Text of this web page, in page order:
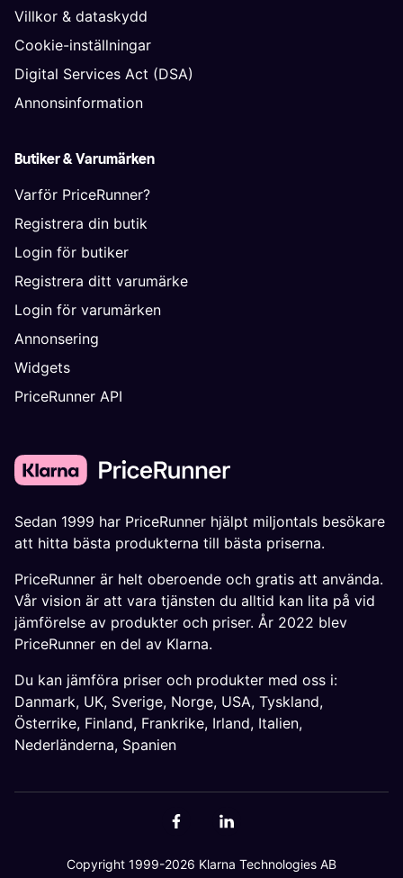
Villkor & dataskydd
Cookie-inställningar
Digital Services Act (DSA)
Annonsinformation
Butiker & Varumärken
Varför PriceRunner?
Registrera din butik
Login för butiker
Registrera ditt varumärke
Login för varumärken
Annonsering
Widgets
PriceRunner API
Sedan 1999 har PriceRunner hjälpt miljontals besökare
att hitta bästa produkterna till bästa priserna.
PriceRunner är helt oberoende och gratis att använda.
Vår vision är att vara tjänsten du alltid kan lita på vid
jämförelse av produkter och priser. År 2022 blev
PriceRunner en del av Klarna.
Du kan jämföra priser och produkter med oss i:
Danmark, UK, Sverige, Norge, USA, Tyskland,
Österrike, Finland, Frankrike, Irland, Italien,
Nederländerna, Spanien
Copyright 1999-2026 Klarna Technologies AB